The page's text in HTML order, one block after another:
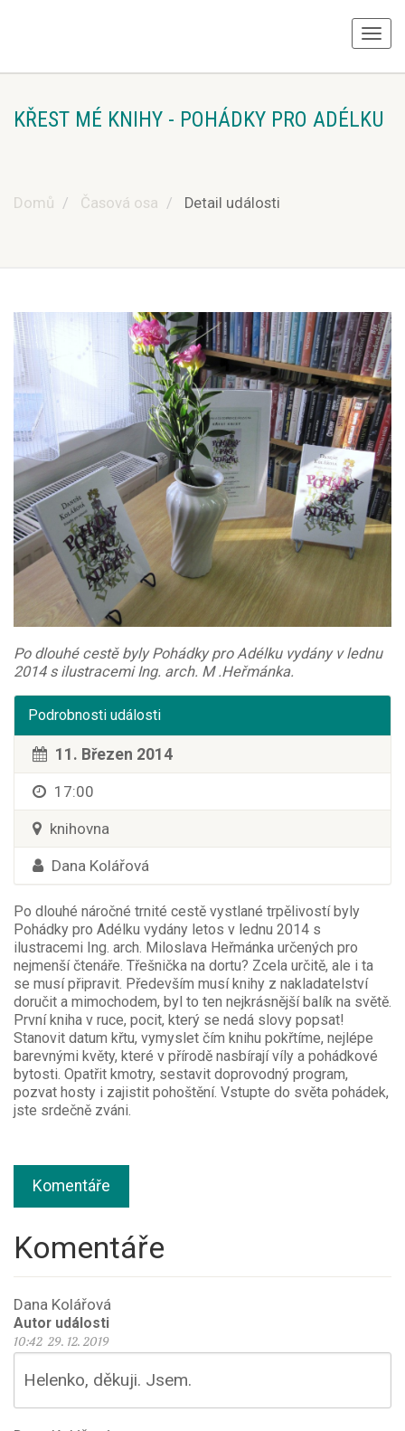
KŘEST MÉ KNIHY - POHÁDKY PRO ADÉLKU
Domů Časová osa Detail události
Po dlouhé cestě byly Pohádky pro Adélku vydány v lednu
2014 s ilustracemi Ing. arch. M .Heřmánka.
Podrobnosti události
11. Březen 2014
17:00
knihovna
Dana Kolářová
Po dlouhé náročné trnité cestě vystlané trpělivostí byly
Pohádky pro Adélku vydány letos v lednu 2014 s
ilustracemi Ing. arch. Miloslava Heřmánka určených pro
nejmenší čtenáře. Třešnička na dortu? Zcela určitě, ale i ta
se musí připravit. Především musí knihy z nakladatelství
doručit a mimochodem, byl to ten nejkrásnější balík na světě.
První kniha v ruce, pocit, který se nedá slovy popsat!
Stanovit datum křtu, vymyslet čím knihu pokřtíme, nejlépe
barevnými květy, které v přírodě nasbírají víly a pohádkové
bytosti. Opatřit kmotry, sestavit doprovodný program,
pozvat hosty i zajistit pohoštění. Vstupte do světa pohádek,
jste srdečně zváni.
Komentáře
Komentáře
Dana Kolářová
Autor události
10:42 29. 12. 2019
Helenko, děkuji. Jsem.